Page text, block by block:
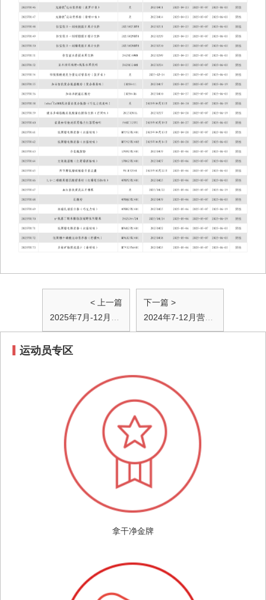
< 上一篇
2025年7月-12月食品、营养品检测信息汇总
下一篇 >
2024年7-12月营养品检测信息汇总
运动员专区
拿干净金牌